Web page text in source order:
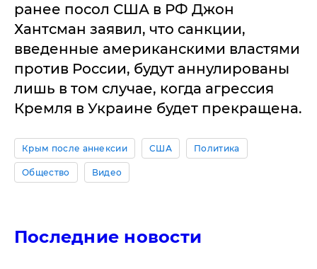
ранее посол США в РФ Джон
Хантсман заявил, что санкции,
введенные американскими властями
против России, будут аннулированы
лишь в том случае, когда агрессия
Кремля в Украине будет прекращена.
Крым после аннексии США Политика
Общество Видео
Последние новости